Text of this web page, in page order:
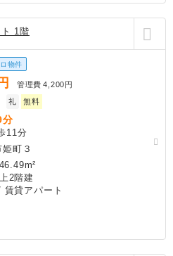
1階
物件
管理費 4,200円
礼 無料
分
11分
町３
46.49m²
2階建
賃貸アパート